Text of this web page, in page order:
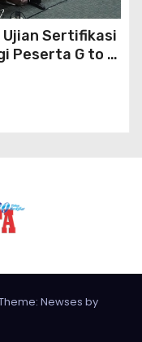
Ujian Sertifikasi
Peserta G to G
Newses by